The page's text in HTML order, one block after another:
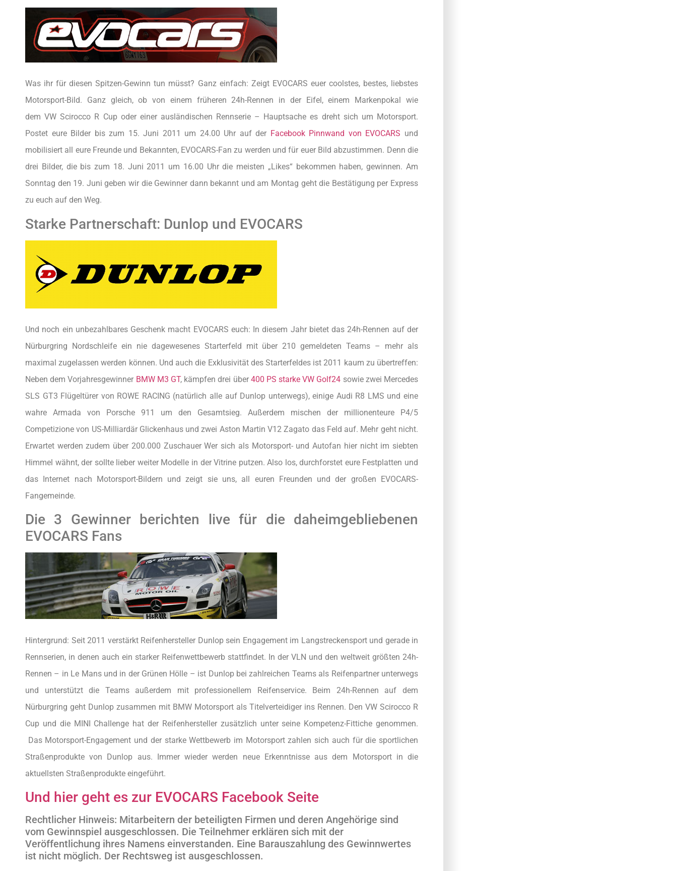
Was ihr für diesen Spitzen-Gewinn tun müsst? Ganz einfach: Zeigt EVOCARS euer coolstes, bestes, liebstes
Motorsport-Bild. Ganz gleich, ob von einem früheren 24h-Rennen in der Eifel, einem Markenpokal wie
dem VW Scirocco R Cup oder einer ausländischen Rennserie – Hauptsache es dreht sich um Motorsport.
Postet eure Bilder bis zum 15. Juni 2011 um 24.00 Uhr auf der Facebook Pinnwand von EVOCARS und
mobilisiert all eure Freunde und Bekannten, EVOCARS-Fan zu werden und für euer Bild abzustimmen. Denn die
drei Bilder, die bis zum 18. Juni 2011 um 16.00 Uhr die meisten „Likes“ bekommen haben, gewinnen. Am
Sonntag den 19. Juni geben wir die Gewinner dann bekannt und am Montag geht die Bestätigung per Express
zu euch auf den Weg.
Starke Partnerschaft: Dunlop und EVOCARS
Und noch ein unbezahlbares Geschenk macht EVOCARS euch: In diesem Jahr bietet das 24h-Rennen auf der
Nürburgring Nordschleife ein nie dagewesenes Starterfeld mit über 210 gemeldeten Teams – mehr als
maximal zugelassen werden können. Und auch die Exklusivität des Starterfeldes ist 2011 kaum zu übertreffen:
Neben dem Vorjahresgewinner BMW M3 GT, kämpfen drei über 400 PS starke VW Golf24 sowie zwei Mercedes
SLS GT3 Flügeltürer von ROWE RACING (natürlich alle auf Dunlop unterwegs), einige Audi R8 LMS und eine
wahre Armada von Porsche 911 um den Gesamtsieg. Außerdem mischen der millionenteure P4/5
Competizione von US-Milliardär Glickenhaus und zwei Aston Martin V12 Zagato das Feld auf. Mehr geht nicht.
Erwartet werden zudem über 200.000 Zuschauer Wer sich als Motorsport- und Autofan hier nicht im siebten
Himmel wähnt, der sollte lieber weiter Modelle in der Vitrine putzen. Also los, durchforstet eure Festplatten und
das Internet nach Motorsport-Bildern und zeigt sie uns, all euren Freunden und der großen EVOCARS-
Fangemeinde.
Die 3 Gewinner berichten live für die daheimgebliebenen
EVOCARS Fans
Hintergrund: Seit 2011 verstärkt Reifenhersteller Dunlop sein Engagement im Langstreckensport und gerade in
Rennserien, in denen auch ein starker Reifenwettbewerb stattfindet. In der VLN und den weltweit größten 24h-
Rennen – in Le Mans und in der Grünen Hölle – ist Dunlop bei zahlreichen Teams als Reifenpartner unterwegs
und unterstützt die Teams außerdem mit professionellem Reifenservice. Beim 24h-Rennen auf dem
Nürburgring geht Dunlop zusammen mit BMW Motorsport als Titelverteidiger ins Rennen. Den VW Scirocco R
Cup und die MINI Challenge hat der Reifenhersteller zusätzlich unter seine Kompetenz-Fittiche genommen.
Das Motorsport-Engagement und der starke Wettbewerb im Motorsport zahlen sich auch für die sportlichen
Straßenprodukte von Dunlop aus. Immer wieder werden neue Erkenntnisse aus dem Motorsport in die
aktuellsten Straßenprodukte eingeführt.
Und hier geht es zur EVOCARS Facebook Seite
Rechtlicher Hinweis: Mitarbeitern der beteiligten Firmen und deren Angehörige sind
vom Gewinnspiel ausgeschlossen. Die Teilnehmer erklären sich mit der
Veröffentlichung ihres Namens einverstanden. Eine Barauszahlung des Gewinnwertes
ist nicht möglich. Der Rechtsweg ist ausgeschlossen.